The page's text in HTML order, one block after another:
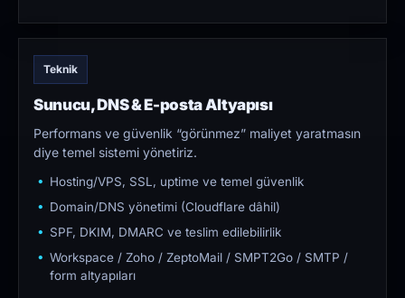
Teknik
Sunucu, DNS & E-posta Altyapısı
Performans ve güvenlik “görünmez” maliyet yaratmasın
diye temel sistemi yönetiriz.
Hosting/VPS, SSL, uptime ve temel güvenlik
Domain/DNS yönetimi (Cloudflare dâhil)
SPF, DKIM, DMARC ve teslim edilebilirlik
Workspace / Zoho / ZeptoMail / SMPT2Go / SMTP /
form altyapıları